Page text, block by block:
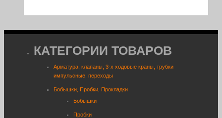
КАТЕГОРИИ ТОВАРОВ
Арматура, клапаны, 3-х ходовые краны, трубки
импульсные, переходы
Бобышки, Пробки, Прокладки
Бобышки
Пробки